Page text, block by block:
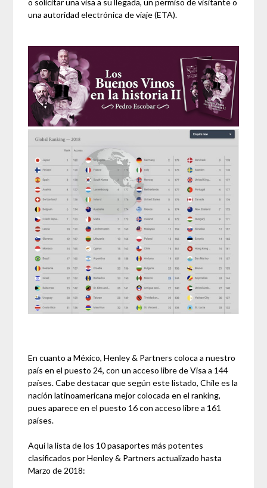
o solicitar una visa a su llegada, un permiso de visitante o
una autoridad electrónica de viaje (ETA).
En cuanto a México, Henley & Partners coloca a nuestro
país en el puesto 24, con un acceso libre de Visa a 144
países. Cabe destacar que según este listado, Chile es la
nación latinoamericana mejor colocada en el ranking,
pues aparece en el puesto 16 con acceso libre a 161
países.
Aquí la lista de los 10 pasaportes más potentes
clasificados por Henley & Partners actualizado hasta
Marzo de 2018: